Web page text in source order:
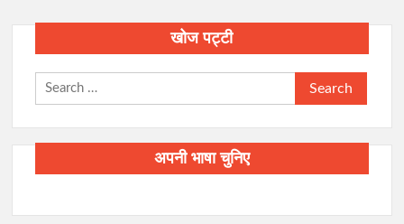
खोज पट्टी
Search
for:
अपनी भाषा चुनिए